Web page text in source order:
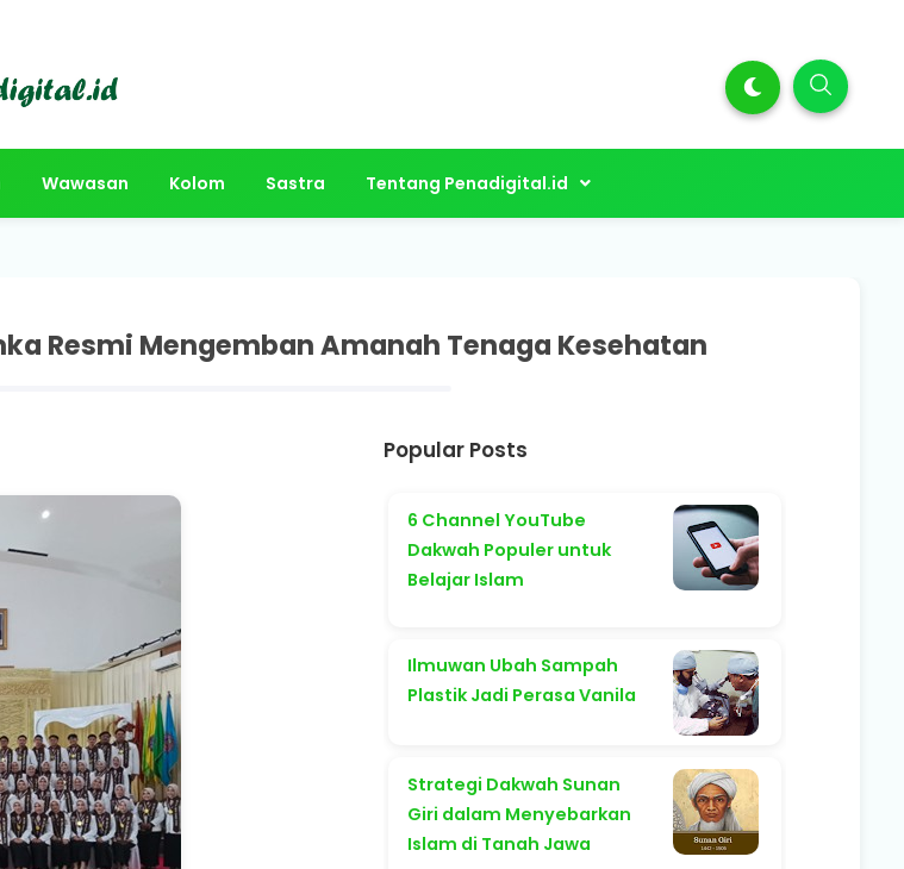
Wawasan Kolom Sastra Tentang Penadigital.id
Resmi Mengemban Amanah Tenaga Kesehatan
Popular Posts
6 Channel YouTube
Dakwah Populer untuk
Belajar Islam
Ilmuwan Ubah Sampah
Plastik Jadi Perasa Vanila
Strategi Dakwah Sunan
Giri dalam Menyebarkan
Islam di Tanah Jawa